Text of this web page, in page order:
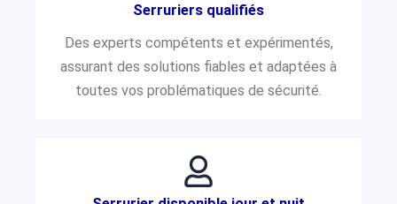
Serruriers qualifiés
Des experts compétents et expérimentés,
assurant des solutions fiables et adaptées à
toutes vos problématiques de sécurité.